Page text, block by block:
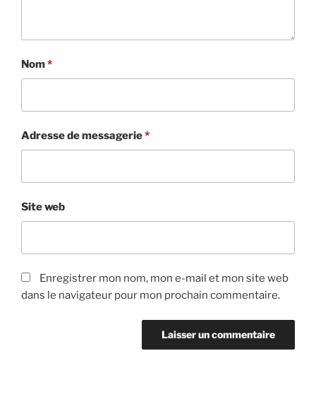
Nom*
Adresse de messagerie*
Site web
Enregistrer mon nom, mon e-mail et mon site web
dans le navigateur pour mon prochain commentaire.